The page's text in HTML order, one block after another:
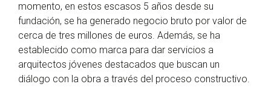
momento, en estos escasos 5 años desde su
fundación, se ha generado negocio bruto por valor de
cerca de tres millones de euros. Además, se ha
establecido como marca para dar servicios a
arquitectos jóvenes destacados que buscan un
diálogo con la obra a través del proceso constructivo.